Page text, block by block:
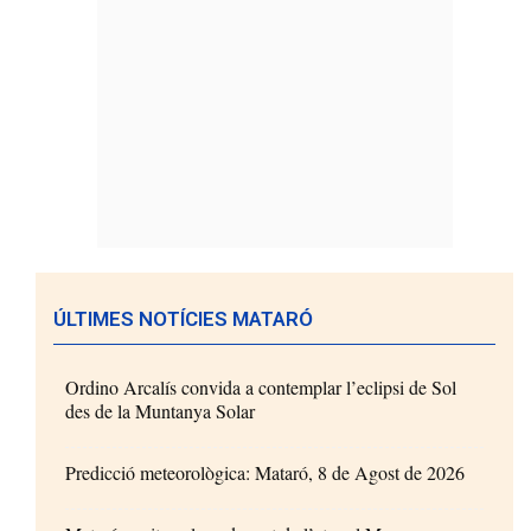
ÚLTIMES NOTÍCIES MATARÓ
Ordino Arcalís convida a contemplar l’eclipsi de Sol
des de la Muntanya Solar
Predicció meteorològica: Mataró, 8 de Agost de 2026